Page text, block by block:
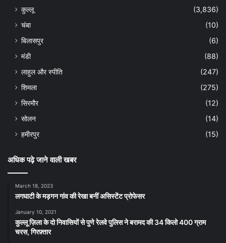
कुल्लू
(3,836)
चंबा
(10)
बिलासपुर
(6)
मंडी
(88)
लाहुल और स्पीति
(247)
शिमला
(275)
सिरमौर
(12)
सोलन
(14)
हमीरपुर
(15)
अधिक पढ़े जाने वाली खबर
March 18, 2023
लगघाटी के मड़गन गांव की रेखा बनीं असिस्टेंट प्रोफेसर
January 10, 2021
कुल्लू ज़िला के दो निवासियों से पुणे रेलवे पुलिस ने बरामद की 34 किलो 400 ग्राम
चरस, गिरफ़्तार